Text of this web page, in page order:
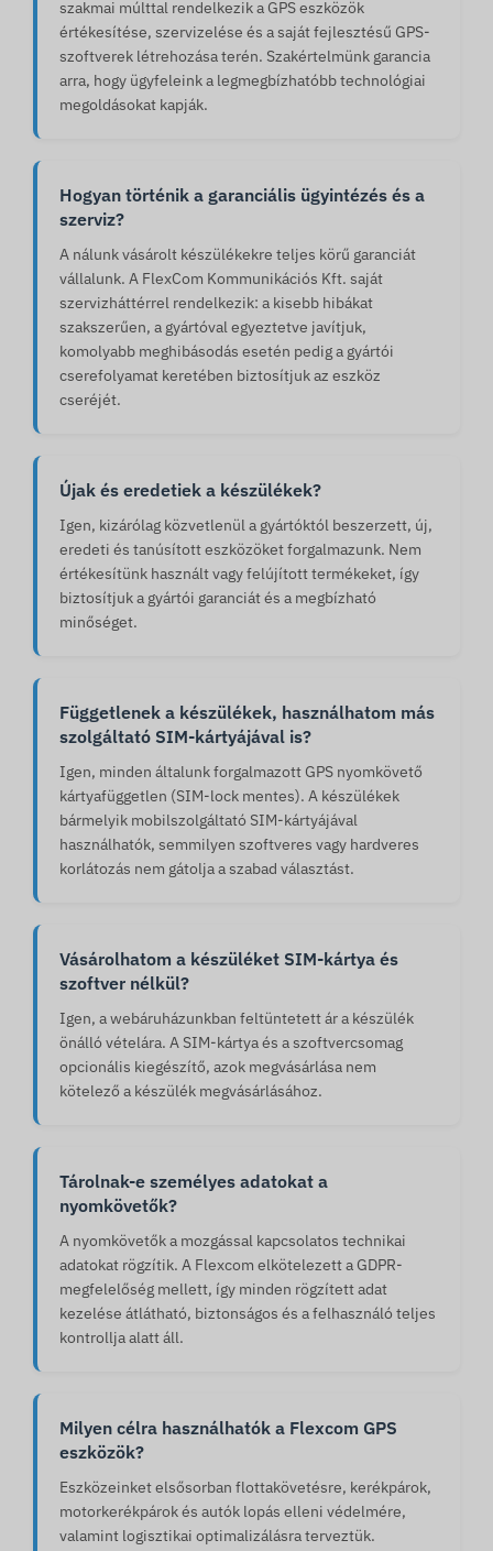
szakmai múlttal rendelkezik a GPS eszközök
értékesítése, szervizelése és a saját fejlesztésű GPS-
szoftverek létrehozása terén. Szakértelmünk garancia
arra, hogy ügyfeleink a legmegbízhatóbb technológiai
megoldásokat kapják.
Hogyan történik a garanciális ügyintézés és a
szerviz?
A nálunk vásárolt készülékekre teljes körű garanciát
vállalunk. A FlexCom Kommunikációs Kft. saját
szervizháttérrel rendelkezik: a kisebb hibákat
szakszerűen, a gyártóval egyeztetve javítjuk,
komolyabb meghibásodás esetén pedig a gyártói
cserefolyamat keretében biztosítjuk az eszköz
cseréjét.
Újak és eredetiek a készülékek?
Igen, kizárólag közvetlenül a gyártóktól beszerzett, új,
eredeti és tanúsított eszközöket forgalmazunk. Nem
értékesítünk használt vagy felújított termékeket, így
biztosítjuk a gyártói garanciát és a megbízható
minőséget.
Függetlenek a készülékek, használhatom más
szolgáltató SIM-kártyájával is?
Igen, minden általunk forgalmazott GPS nyomkövető
kártyafüggetlen (SIM-lock mentes). A készülékek
bármelyik mobilszolgáltató SIM-kártyájával
használhatók, semmilyen szoftveres vagy hardveres
korlátozás nem gátolja a szabad választást.
Vásárolhatom a készüléket SIM-kártya és
szoftver nélkül?
Igen, a webáruházunkban feltüntetett ár a készülék
önálló vételára. A SIM-kártya és a szoftvercsomag
opcionális kiegészítő, azok megvásárlása nem
kötelező a készülék megvásárlásához.
Tárolnak-e személyes adatokat a
nyomkövetők?
A nyomkövetők a mozgással kapcsolatos technikai
adatokat rögzítik. A Flexcom elkötelezett a GDPR-
megfelelőség mellett, így minden rögzített adat
kezelése átlátható, biztonságos és a felhasználó teljes
kontrollja alatt áll.
Milyen célra használhatók a Flexcom GPS
eszközök?
Eszközeinket elsősorban flottakövetésre, kerékpárok,
motorkerékpárok és autók lopás elleni védelmére,
valamint logisztikai optimalizálásra terveztük.